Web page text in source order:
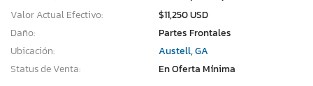
Valor Actual Efectivo:
$11,250 USD
Daño:
Partes Frontales
Ubicación:
Austell, GA
Status de Venta:
En Oferta Mínima